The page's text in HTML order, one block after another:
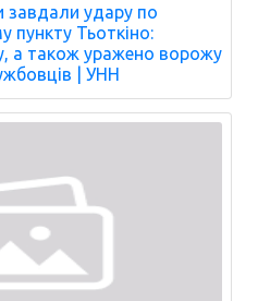
завдали удару по
пункту Тьоткіно:
а також уражено ворожу
| УНН